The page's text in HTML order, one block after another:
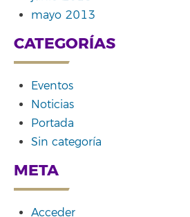
mayo 2013
CATEGORÍAS
Eventos
Noticias
Portada
Sin categoría
META
Acceder